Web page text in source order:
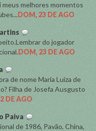
meus melhores momentos
DOM, 23 DE AGO
do jogador
DOM, 23 DE AGO
de nome Maria Luiza de
Filha de Josefa Ausgusto
DE AGO
Paiva
de 1986, Pavão, China,